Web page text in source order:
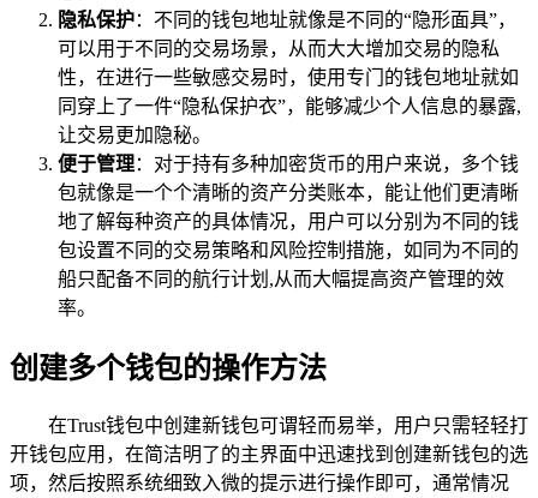
隐私保护：不同的钱包地址就像是不同的“隐形面具”，
可以用于不同的交易场景，从而大大增加交易的隐私
性，在进行一些敏感交易时，使用专门的钱包地址就如
同穿上了一件“隐私保护衣”，能够减少个人信息的暴露,
让交易更加隐秘。
便于管理：对于持有多种加密货币的用户来说，多个钱
包就像是一个个清晰的资产分类账本，能让他们更清晰
地了解每种资产的具体情况，用户可以分别为不同的钱
包设置不同的交易策略和风险控制措施，如同为不同的
船只配备不同的航行计划,从而大幅提高资产管理的效
率。
创建多个钱包的操作方法
在Trust钱包中创建新钱包可谓轻而易举，用户只需轻轻打
开钱包应用，在简洁明了的主界面中迅速找到创建新钱包的选
项，然后按照系统细致入微的提示进行操作即可，通常情况